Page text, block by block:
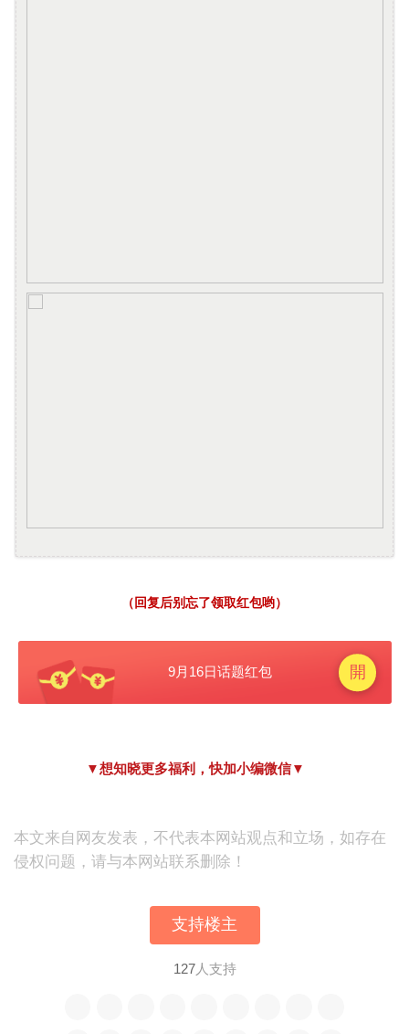
（回复后别忘了领取红包哟）
▼想知晓更多福利，快加小编微信▼
本文来自网友发表，不代表本网站观点和立场，如存在
侵权问题，请与本网站联系删除！
支持楼主
127人支持